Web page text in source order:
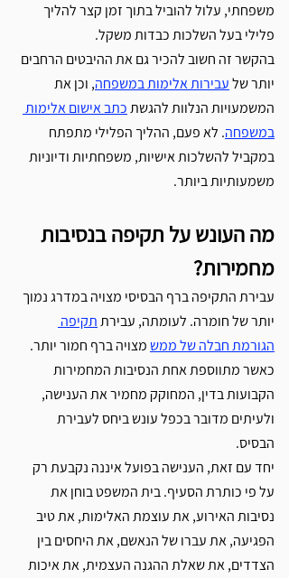
משפחתי, עלול להוביל בתוך זמן קצר להליך
פלילי בעל השלכות כבדות משקל.
בהקשר זה חשוב להכיר גם את ההיבטים הרחבים
יותר של עבירות אלימות במשפחה, וכן את
המשמעויות הנלוות להגשת כתב אישום אלימות
במשפחה. לא פעם, ההליך הפלילי מתפתח
במקביל להשלכות אישיות, משפחתיות ודיוניות
משמעותיות ביותר.
מה העונש על תקיפה בנסיבות
מחמירות?
עבירת התקיפה ברף הבסיסי מצויה במדרג נמוך
יותר של חומרה. לעומתה, עבירת תקיפה
הגורמת חבלה של ממש מצויה ברף חמור יותר.
כאשר מתווספת אחת הנסיבות המחמירות
הקבועות בדין, המחוקק מחמיר את הענישה,
ולעיתים מדובר בכפל עונש ביחס לעבירת
הבסיס.
יחד עם זאת, הענישה בפועל איננה נקבעת רק
על פי כותרת הסעיף. בית המשפט בוחן את
נסיבות האירוע, את עוצמת האלימות, את טיב
הפגיעה, את עברו של הנאשם, את היחסים בין
הצדדים, את שאלת ההגנה העצמית, את איכות